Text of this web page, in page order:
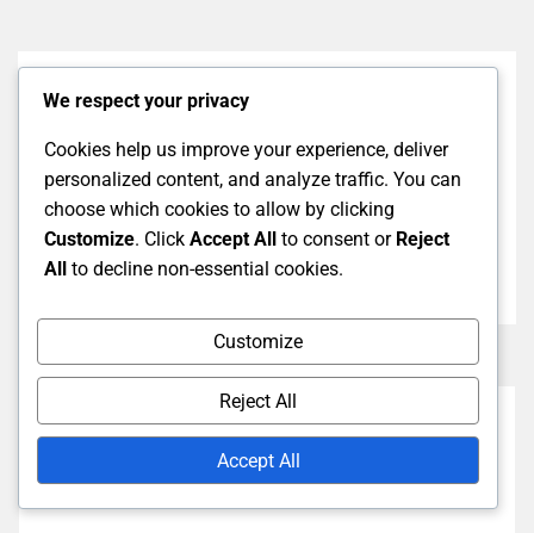
Previous Post
položek, Variace měn
Next Post
Twitch Drops: Regionální dostupnost, Omezení,
We respect your privacy
Cookies help us improve your experience, deliver
personalized content, and analyze traffic. You can
choose which cookies to allow by clicking
Customize. Click Accept All to consent or Reject
All to decline non-essential cookies.
Customize
Reject All
Accept All